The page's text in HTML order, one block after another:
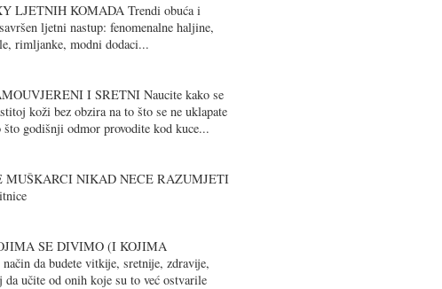
LJETNIH KOMADA Trendi obuća i
ljetni nastup: fenomenalne haljine,
rimljanke, modni dodaci...
I SRETNI Naucite kako se
koži bez obzira na to što se ne uklapate
godišnji odmor provodite kod kuce...
MUŠKARCI NIKAD NECE RAZUMJETI
SE DIVIMO (I KOJIMA
da budete vitkije, sretnije, zdravije,
da učite od onih koje su to već ostvarile